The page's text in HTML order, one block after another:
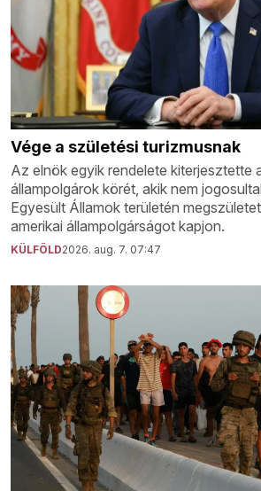
Vége a születési turizmusnak
Az elnök egyik rendelete kiterjesztette
állampolgárok körét, akik nem
Egyesült Államok területén
amerikai állampolgárságot kapjon.
KÜLFÖLD2026. aug. 7. 07:47